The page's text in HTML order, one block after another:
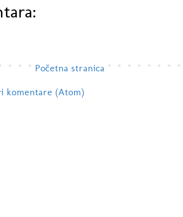
Početna stranica
komentare (Atom)